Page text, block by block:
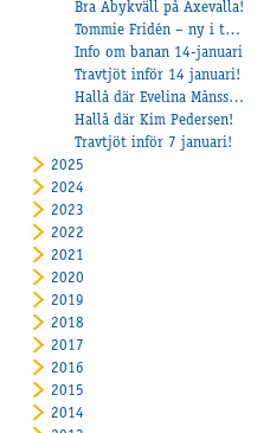
Bra Åbykväll på Axevalla!
Tommie Fridén – ny i travet, men redan vinnare på V85
Info om banan 14-januari
Travtjöt inför 14 januari!
Hallå där Evelina Månsson – all time high och framtidstro i Lilla Långared
Hallå där Kim Pedersen!
Travtjöt inför 7 januari!
2025
2024
2023
2022
2021
2020
2019
2018
2017
2016
2015
2014